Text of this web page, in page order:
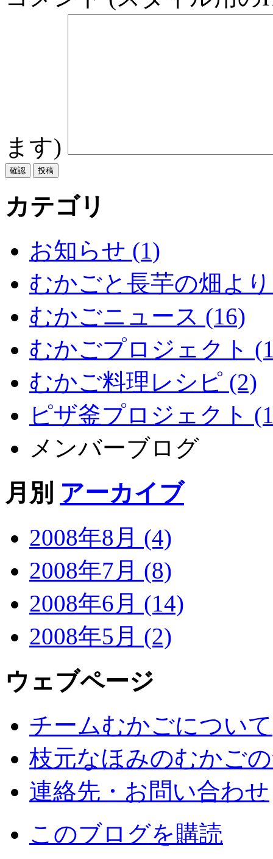
ます)
カテゴリ
お知らせ (1)
むかごと長芋の畑よ
むかごニュース (16)
むかごプロジェクト
むかご料理レシピ (2)
ピザ釜プロジェクト
メンバーブログ
月別 アーカイブ
2008年8月 (4)
2008年7月 (8)
2008年6月 (14)
2008年5月 (2)
ウェブページ
チームむかごについて
枝元なほみのむかご
連絡先・お問い合わせ
このブログを購読